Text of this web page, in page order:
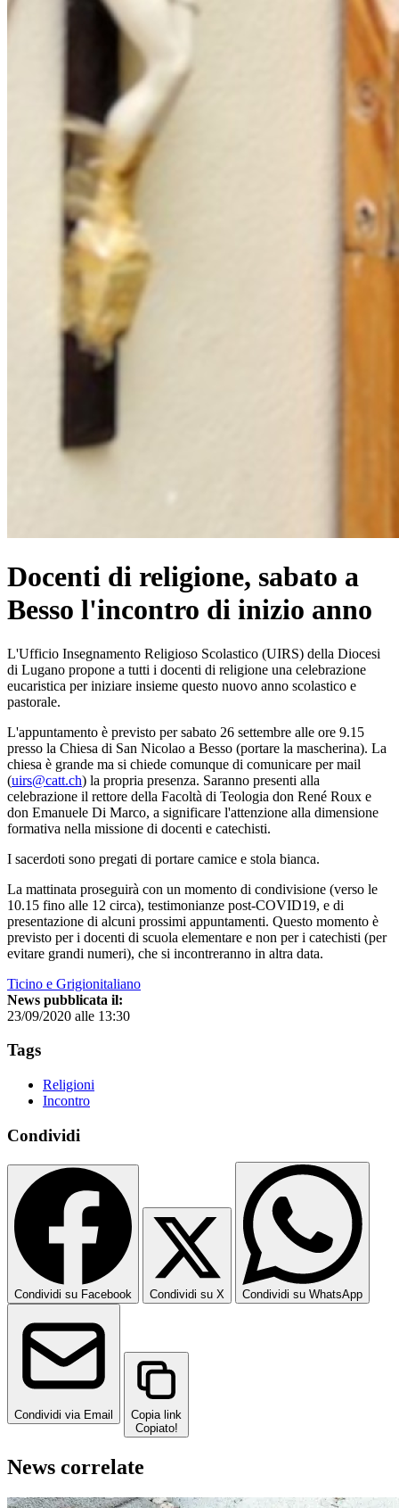
Docenti di religione, sabato a
Besso l'incontro di inizio anno
L'Ufficio Insegnamento Religioso Scolastico (UIRS) della Diocesi
di Lugano propone a tutti i docenti di religione una celebrazione
eucaristica per iniziare insieme questo nuovo anno scolastico e
pastorale.
L'appuntamento è previsto per sabato 26 settembre alle ore 9.15
presso la Chiesa di San Nicolao a Besso (portare la mascherina). La
chiesa è grande ma si chiede comunque di comunicare per mail
(uirs@catt.ch) la propria presenza. Saranno presenti alla
celebrazione il rettore della Facoltà di Teologia don René Roux e
don Emanuele Di Marco, a significare l'attenzione alla dimensione
formativa nella missione di docenti e catechisti.
I sacerdoti sono pregati di portare camice e stola bianca.
La mattinata proseguirà con un momento di condivisione (verso le
10.15 fino alle 12 circa), testimonianze post-COVID19, e di
presentazione di alcuni prossimi appuntamenti. Questo momento è
previsto per i docenti di scuola elementare e non per i catechisti (per
evitare grandi numeri), che si incontreranno in altra data.
Ticino e Grigionitaliano
News pubblicata il:
23/09/2020 alle 13:30
Tags
Religioni
Incontro
Condividi
Condividi su Facebook Condividi su X Condividi su WhatsApp
Condividi via Email
Copia link
Copiato!
News correlate